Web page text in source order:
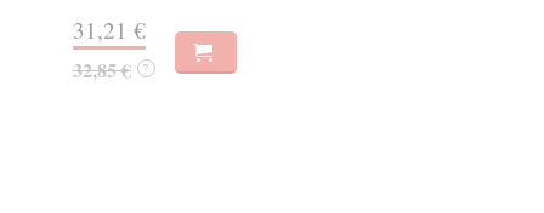
31,21 €
32,85 € ?